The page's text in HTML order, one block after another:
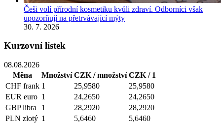
Češi volí přírodní kosmetiku kvůli zdraví. Odborníci však
upozorňují na přetrvávající mýty
30. 7. 2026
Kurzovní lístek
08.08.2026
Měna
Množství CZK / množství CZK / 1
CHF frank 1 25,9580
25,9580
EUR euro 1 24,2650
24,2650
GBP libra 1 28,2920
28,2920
PLN zlotý 1 5,6460
5,6460